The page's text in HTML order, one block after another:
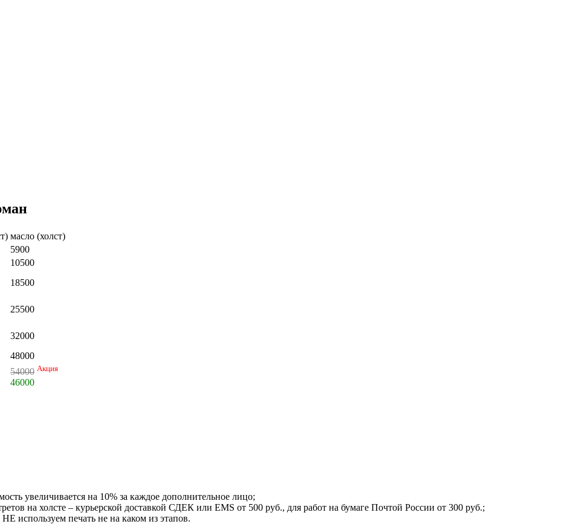
масло (холст)
5900
10500
18500
25500
32000
48000
54000 Акция
46000
увеличивается на 10% за каждое дополнительное лицо;
на холсте – курьерской доставкой СДЕК или EMS от 500 руб., для работ на бумаге Почтой России от 300 руб.;
используем печать не на каком из этапов.